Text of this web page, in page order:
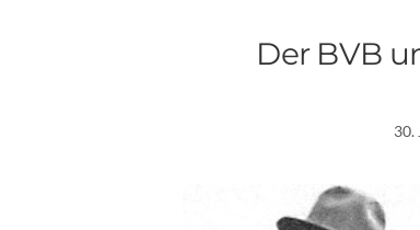
Der BVB
30.